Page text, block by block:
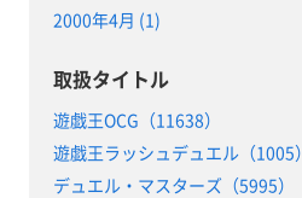
2000年4月 (1)
取扱タイトル
遊戯王OCG（11638）
遊戯王ラッシュデュエル（1005）
デュエル・マスターズ（5995）